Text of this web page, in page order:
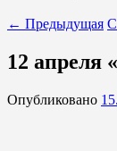
← Предыдущая
12 апреля
Опубликовано